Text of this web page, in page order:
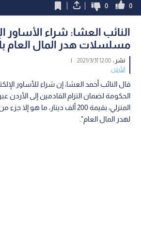
0
0
النائب العشا: شراء الأساور
مسلسلات هدر المال العام
نشر :12:00 2021/3/31
|
الأردن
قال النائب أحمد العشا، إن شراء للأساور
الحكومة لضمان التزام القادمين إلى الأردن
المنزلي، بقيمة 200 ألف دينار، ما
لهدر المال العام".